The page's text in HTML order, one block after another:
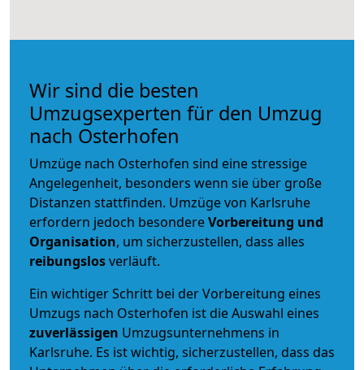
Wir sind die besten
Umzugsexperten für den Umzug
nach Osterhofen
Umzüge nach Osterhofen sind eine stressige
Angelegenheit, besonders wenn sie über große
Distanzen stattfinden. Umzüge von Karlsruhe
erfordern jedoch besondereVorbereitung und
Organisation, um sicherzustellen, dass alles
reibungslosverläuft.
Ein wichtiger Schritt bei der Vorbereitung eines
Umzugs nach Osterhofen ist die Auswahl eines
zuverlässigen Umzugsunternehmens in
Karlsruhe. Es ist wichtig, sicherzustellen, dass das